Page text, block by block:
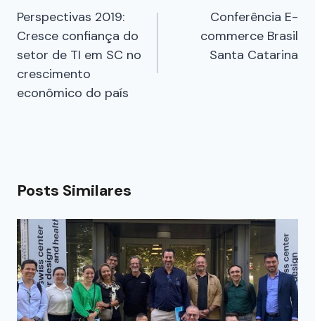
Perspectivas 2019:
Cresce confiança do
setor de TI em SC no
crescimento
econômico do país
Conferência E-
commerce Brasil
Santa Catarina
Posts Similares